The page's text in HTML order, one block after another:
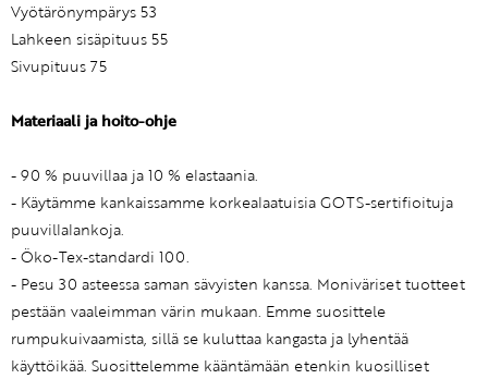
Vyötärönympärys 53
Lahkeen sisäpituus 55
Sivupituus 75
Materiaali ja hoito-ohje
- 90 % puuvillaa ja 10 % elastaania.
- Käytämme kankaissamme korkealaatuisia GOTS-sertifioituja
puuvillalankoja.
- Öko-Tex-standardi 100.
- Pesu 30 asteessa saman sävyisten kanssa. Moniväriset tuotteet
pestään vaaleimman värin mukaan. Emme suosittele
rumpukuivaamista, sillä se kuluttaa kangasta ja lyhentää
käyttöikää. Suosittelemme kääntämään etenkin kuosilliset